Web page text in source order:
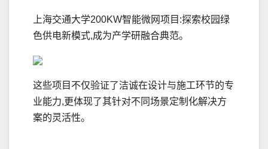
上海交通大学200KW智能微网项目:探索校园绿
色供电新模式,成为产学研融合典范。
这些项目不仅验证了洁诚在设计与施工环节的专
业能力,更体现了其针对不同场景定制化解决方
案的灵活性。